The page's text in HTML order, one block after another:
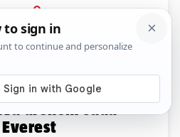
PRIJAVA
Tech Komentari
Nema
dronom sada